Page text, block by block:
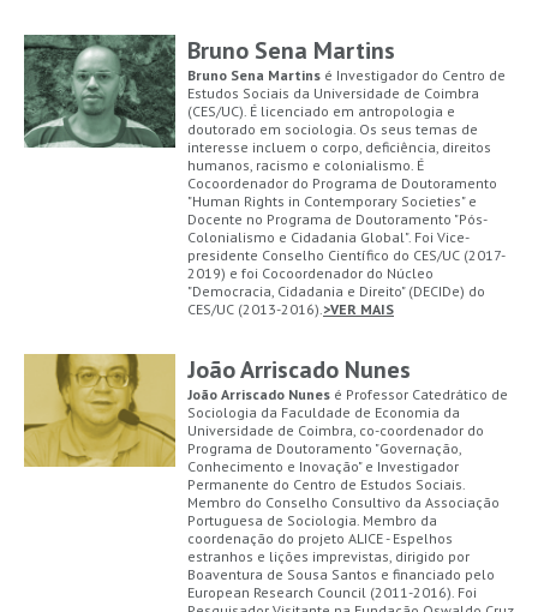
Bruno Sena Martins
Bruno Sena Martins é Investigador do Centro de
Estudos Sociais da Universidade de Coimbra
(CES/UC). É licenciado em antropologia e
doutorado em sociologia. Os seus temas de
interesse incluem o corpo, deficiência, direitos
humanos, racismo e colonialismo. É
Cocoordenador do Programa de Doutoramento
"Human Rights in Contemporary Societies" e
Docente no Programa de Doutoramento "Pós-
Colonialismo e Cidadania Global". Foi Vice-
presidente Conselho Científico do CES/UC (2017-
2019) e foi Cocoordenador do Núcleo
"Democracia, Cidadania e Direito" (DECIDe) do
CES/UC (2013-2016).>VER MAIS
João Arriscado Nunes
João Arriscado Nunes é Professor Catedrático de
Sociologia da Faculdade de Economia da
Universidade de Coimbra, co-coordenador do
Programa de Doutoramento "Governação,
Conhecimento e Inovação" e Investigador
Permanente do Centro de Estudos Sociais.
Membro do Conselho Consultivo da Associação
Portuguesa de Sociologia. Membro da
coordenação do projeto ALICE - Espelhos
estranhos e lições imprevistas, dirigido por
Boaventura de Sousa Santos e financiado pelo
European Research Council (2011-2016). Foi